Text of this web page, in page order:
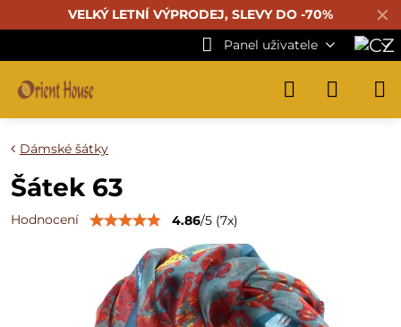
✕
VELKÝ LETNÍ VÝPRODEJ, SLEVY DO -70%
Panel uživatele
Dámské šátky
Šátek 63
Hodnocení 4.86/5 (7x)